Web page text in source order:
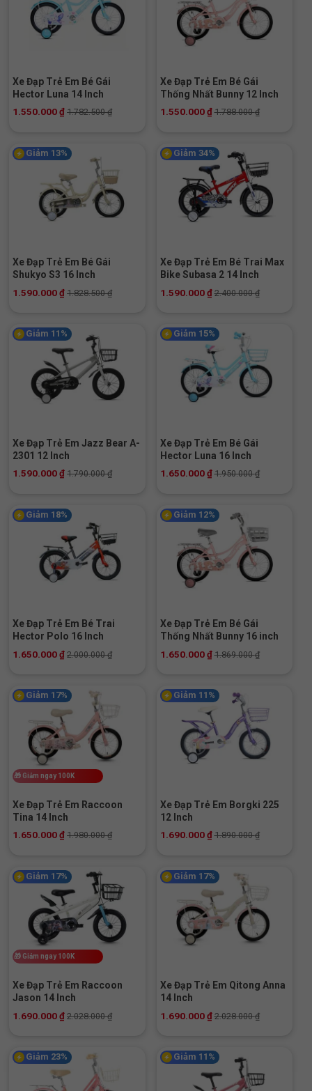
Xe Đạp Trẻ Em Bé Gái
Hector Luna 14 Inch
1.550.000₫ 1.782.500₫
Xe Đạp Trẻ Em Bé Gái
Thống Nhất Bunny 12 Inch
1.550.000₫ 1.788.000₫
Giảm 13%
Xe Đạp Trẻ Em Bé Gái
Shukyo S3 16 Inch
1.590.000₫ 1.828.500₫
Giảm 34%
Xe Đạp Trẻ Em Bé Trai Max
Bike Subasa 2 14 Inch
1.590.000₫ 2.400.000₫
Giảm 11%
Xe Đạp Trẻ Em Jazz Bear A-
2301 12 Inch
1.590.000₫ 1.790.000₫
Giảm 15%
Xe Đạp Trẻ Em Bé Gái
Hector Luna 16 Inch
1.650.000₫ 1.950.000₫
Giảm 18%
Xe Đạp Trẻ Em Bé Trai
Hector Polo 16 Inch
1.650.000₫ 2.000.000₫
Giảm 12%
Xe Đạp Trẻ Em Bé Gái
Thống Nhất Bunny 16 inch
1.650.000₫ 1.869.000₫
Giảm 17%
🎁 Giảm ngay 100K
Xe Đạp Trẻ Em Raccoon
Tina 14 Inch
1.650.000₫ 1.980.000₫
Giảm 11%
Xe Đạp Trẻ Em Borgki 225
12 Inch
1.690.000₫ 1.890.000₫
Giảm 17%
🎁 Giảm ngay 100K
Xe Đạp Trẻ Em Raccoon
Jason 14 Inch
1.690.000₫ 2.028.000₫
Giảm 17%
Xe Đạp Trẻ Em Qitong Anna
14 Inch
1.690.000₫ 2.028.000₫
Giảm 23% Giảm 11%